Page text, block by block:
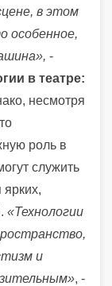
в этом
особенное,
-
в театре:
несмотря
роль в
служить
«Технологии
и
, -